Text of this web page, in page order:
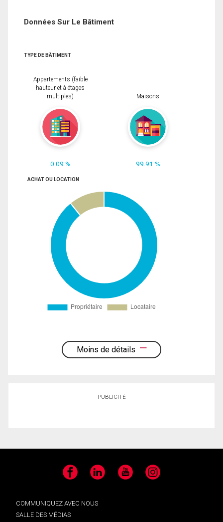
Données Sur Le Bâtiment
TYPE DE BÂTIMENT
Appartements (faible
hauteur et à étages
multiples)
0.09 %
Maisons
99.91 %
ACHAT OU LOCATION
Moins de détails
PUBLICITÉ
Facebook LinkedIn YouTube Instagram
COMMUNIQUEZ AVEC NOUS
SALLE DES MÉDIAS